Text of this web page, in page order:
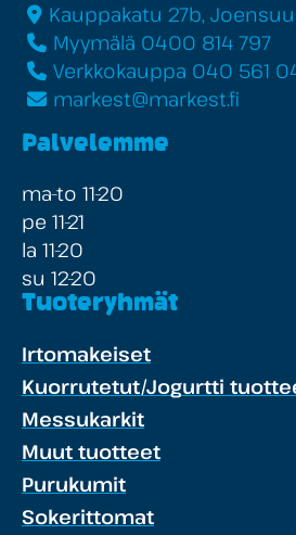
Kauppakatu 27b, Joensuu
Myymälä 0400 814 797
Verkkokauppa 040 561
markest@markest.fi
Palvelemme
ma-to 11-20
pe 11-21
la 11-20
su 12-20
Tuoteryhmät
Irtomakeiset
Kuorrutetut/Jogurtti
Messukarkit
Muut tuotteet
Purukumit
Sokerittomat